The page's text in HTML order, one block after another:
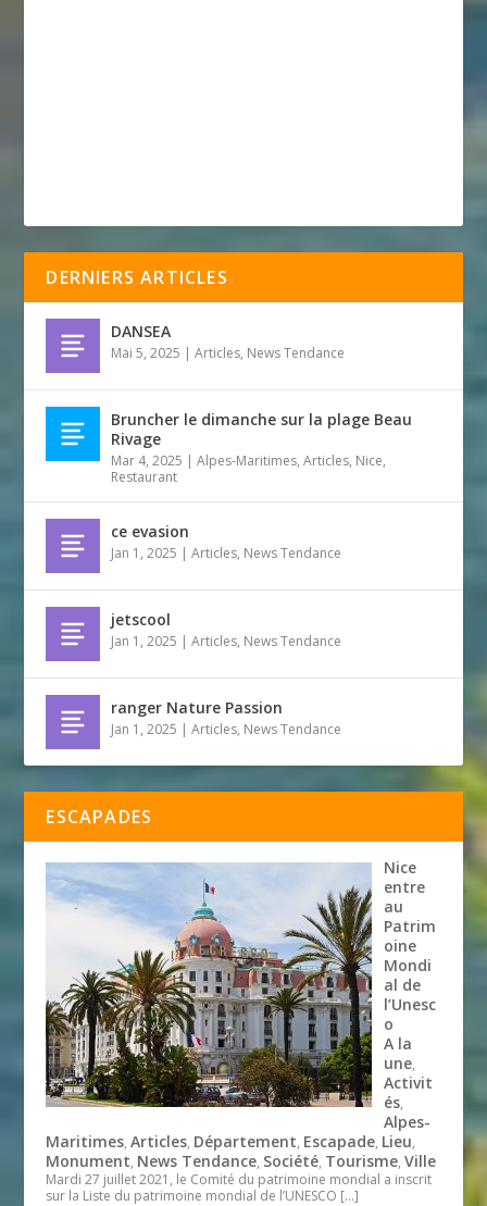
DERNIERS ARTICLES
DANSEA
Mai 5, 2025 |Articles, News Tendance
Bruncher le dimanche sur la plage Beau
Rivage
Mar 4, 2025 |Alpes-Maritimes,Articles, Nice,
Restaurant
ce evasion
Jan 1, 2025 |Articles, News Tendance
jetscool
Jan 1, 2025 |Articles, News Tendance
ranger Nature Passion
Jan 1, 2025 |Articles, News Tendance
ESCAPADES
Nice
entre
au
Patrim
oine
Mondi
al de
l’Unesc
o
A la
une,
Activit
és,
Alpes-
Maritimes,Articles, Département, Escapade, Lieu,
Monument, News Tendance, Société, Tourisme,Ville
Mardi 27 juillet 2021, le Comité du patrimoine mondial a inscrit
sur la Liste du patrimoine mondial de l’UNESCO […]